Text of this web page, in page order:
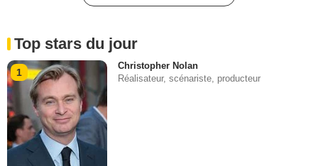
Top stars du jour
1
Christopher Nolan
Réalisateur, scénariste, producteur